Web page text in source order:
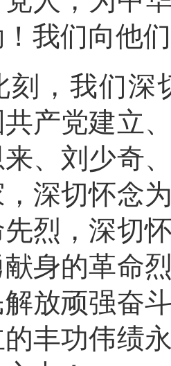
我们向他
我们深
产党建立
、刘少奇
深切怀念
烈，深切
身的革命
放顽强奋
丰功伟绩